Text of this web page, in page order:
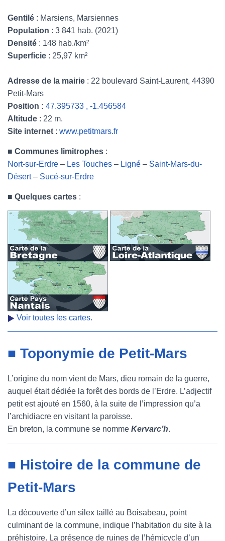
Gentilé : Marsiens, Marsiennes
Population : 3 841 hab. (2021)
Densité : 148 hab./km²
Superficie : 25,97 km²
Adresse de la mairie : 22 boulevard Saint-Laurent, 44390
Petit-Mars
Position : 47.395733 , -1.456584
Altitude : 22 m.
Site internet : www.petitmars.fr
■ Communes limitrophes :
Nort-sur-Erdre – Les Touches – Ligné – Saint-Mars-du-
Désert– Sucé-sur-Erdre
■ Quelques cartes :
Voir toutes les cartes.
■ Toponymie de Petit-Mars
L’origine du nom vient de Mars, dieu romain de la guerre,
auquel était dédiée la forêt des bords de l’Erdre. L’adjectif
petit est ajouté en 1560, à la suite de l’impression qu’a
l’archidiacre en visitant la paroisse.
En breton, la commune se nomme Kervarc’h.
■ Histoire de la commune de
Petit-Mars
La découverte d’un silex taillé au Boisabeau, point
culminant de la commune, indique l’habitation du site à la
préhistoire. La présence de ruines de l’hémicycle d’un